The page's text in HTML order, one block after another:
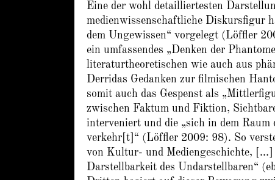
Eine der wohl detailliertesten
medienwissenschaftliche Diskursfigur
dem Ungewissen“ vorgelegt (Löffler
ein umfassendes „Denken der
literaturtheoretischen wie auch aus
Derridas Gedanken zur filmischen
somit auch das Gespenst als
zwischen Faktum und Fiktion,
interveniert und die „sich in dem
verkehr[t]“ (Löffler 2009: 98). So
von Kultur- und Mediengeschichte,
Darstellbarkeit des Undarstellbaren“